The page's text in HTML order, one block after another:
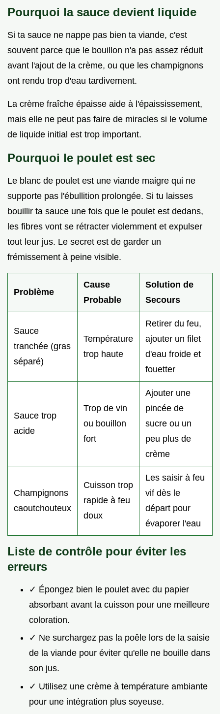
Pourquoi la sauce devient liquide
Si ta sauce ne nappe pas bien ta viande, c'est
souvent parce que le bouillon n'a pas assez réduit
avant l'ajout de la crème, ou que les champignons
ont rendu trop d'eau tardivement.
La crème fraîche épaisse aide à l'épaississement,
mais elle ne peut pas faire de miracles si le volume
de liquide initial est trop important.
Pourquoi le poulet est sec
Le blanc de poulet est une viande maigre qui ne
supporte pas l'ébullition prolongée. Si tu laisses
bouillir ta sauce une fois que le poulet est dedans,
les fibres vont se rétracter violemment et expulser
tout leur jus. Le secret est de garder un
frémissement à peine visible.
Problème
Cause
Probable
Solution de
Secours
Sauce
tranchée (gras
séparé)
Température
trop haute
Retirer du feu,
ajouter un filet
d'eau froide et
fouetter
Sauce trop
acide
Trop de vin
ou bouillon
fort
Ajouter une
pincée de
sucre ou un
peu plus de
crème
Champignons
caoutchouteux
Cuisson trop
rapide à feu
doux
Les saisir à feu
vif dès le
départ pour
évaporer l'eau
Liste de contrôle pour éviter les
erreurs
✓ Épongez bien le poulet avec du papier
absorbant avant la cuisson pour une meilleure
coloration.
✓ Ne surchargez pas la poêle lors de la saisie
de la viande pour éviter qu'elle ne bouille dans
son jus.
✓ Utilisez une crème à température ambiante
pour une intégration plus soyeuse.